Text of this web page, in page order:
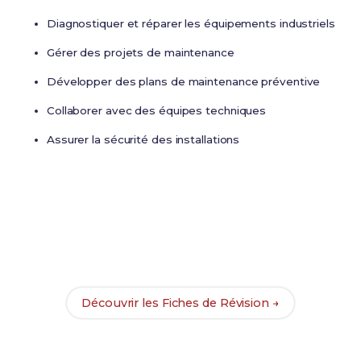
Diagnostiquer et réparer les équipements industriels
Gérer des projets de maintenance
Développer des plans de maintenance préventive
Collaborer avec des équipes techniques
Assurer la sécurité des installations
Découvrir les Fiches de Révision →